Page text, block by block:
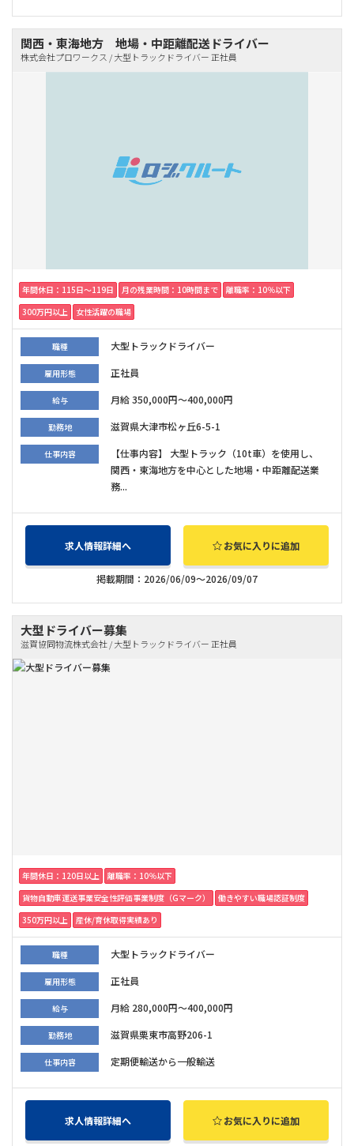
関西・東海地方 地場・中距離配送ドライバー
株式会社プロワークス / 大型トラックドライバー 正社員
年間休日：115日〜119日 月の残業時間：10時間まで
離職率：10％以下
300万円以上
女性活躍の職場
職種 大型トラックドライバー
雇用形態 正社員
給与 月給 350,000円～400,000円
勤務地 滋賀県大津市松ヶ丘6-5-1
仕事内容
【仕事内容】 大型トラック（10t車）を使用し、
関西・東海地方を中心とした地場・中距離配送業
務...
求人情報詳細へ お気に入りに追加
掲載期間：2026/06/09～2026/09/07
大型ドライバー募集
滋賀協同物流株式会社 / 大型トラックドライバー 正社員
年間休日：120日以上
離職率：10％以下
貨物自動車運送事業安全性評価事業制度（Gマーク）
働きやすい職場認証制度
350万円以上
産休/育休取得実績あり
職種 大型トラックドライバー
雇用形態 正社員
給与 月給 280,000円～400,000円
勤務地 滋賀県栗東市高野206-1
仕事内容 定期便輸送から一般輸送
求人情報詳細へ お気に入りに追加